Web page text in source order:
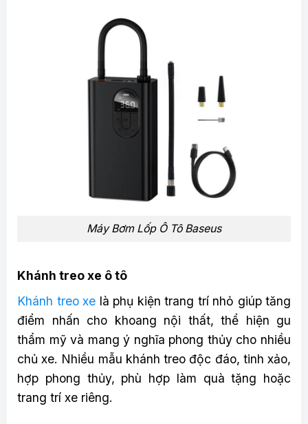
Máy Bơm Lốp Ô Tô Baseus
Khánh treo xe ô tô
Khánh treo xe là phụ kiện trang trí nhỏ giúp tăng
điểm nhấn cho khoang nội thất, thể hiện gu
thẩm mỹ và mang ý nghĩa phong thủy cho nhiều
chủ xe. Nhiều mẫu khánh treo độc đáo, tinh xảo,
hợp phong thủy, phù hợp làm quà tặng hoặc
trang trí xe riêng.